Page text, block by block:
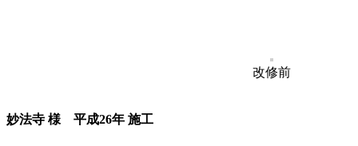
改修前
妙法寺 様 平成26年 施工